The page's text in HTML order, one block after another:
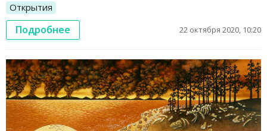
Открытия
Подробнее 22 октября 2020, 10:20